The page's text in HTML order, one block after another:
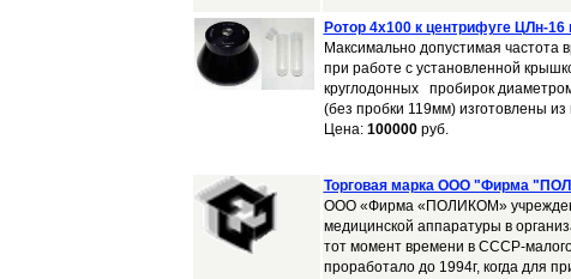
Ротор 4x100 к центрифуге ЦЛн-
Максимально допустимая частота
при работе с установленной
круглодонных пробирок
(без пробки 119мм) изготовлены
Цена: 100000руб.
Торговая марка ООО "Фирма
ООО «Фирма «ПОЛИКОМ» учреждено
медицинской аппаратуры в
тот момент времени в СССР-
проработало до 1994г, когда для